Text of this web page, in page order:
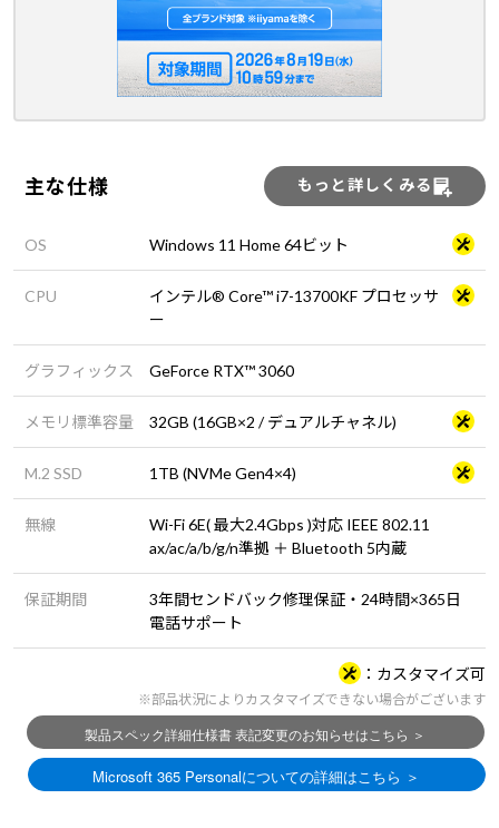
主な仕様 もっと詳しくみる
OS Windows 11 Home 64ビット
CPU
インテル® Core™ i7-13700KF プロセッサ
ー
グラフィックス GeForce RTX™ 3060
メモリ標準容量 32GB (16GB×2 / デュアルチャネル)
M.2 SSD 1TB (NVMe Gen4×4)
無線
Wi-Fi 6E( 最大2.4Gbps )対応 IEEE 802.11
ax/ac/a/b/g/n準拠 ＋ Bluetooth 5内蔵
保証期間
3年間センドバック修理保証・24時間×365日
電話サポート
カスタマイズ可
※部品状況によりカスタマイズできない場合がございます